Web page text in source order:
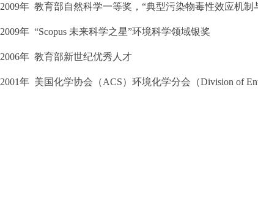
2009年 教育部自然科学一等奖，“典型污染物毒性效应机制
2009年 “Scopus 未来科学之星”环境科学领域银奖
2006年 教育部新世纪优秀人才
2001年 美国化学协会（ACS）环境化学分会（Division of